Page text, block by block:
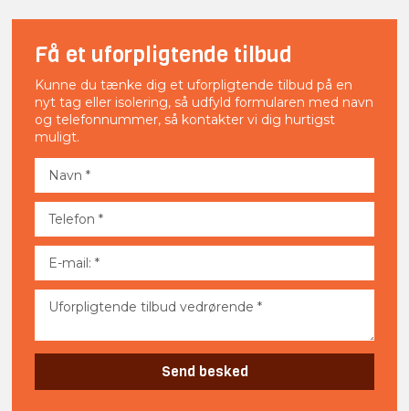
Få et uforpligtende tilbud​​
Kunne du tænke dig et uforpligtende tilbud på en
nyt tag eller isolering, så udfyld formularen med navn
og telefonnummer, så kontakter vi dig hurtigst
muligt.​